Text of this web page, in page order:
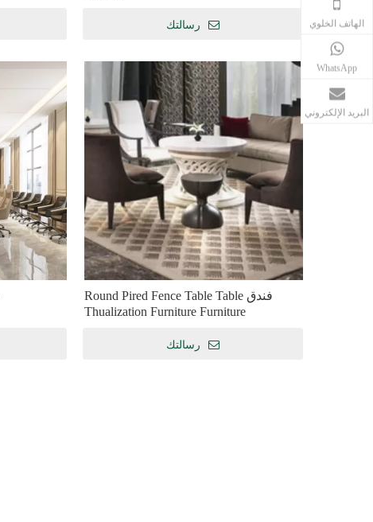
رسالتك
فندق Round Pired Fence Table Table
Thualization Furniture Furniture
رسالتك
الهاتف الخلوي
WhatsApp
البريد الإلكتروني